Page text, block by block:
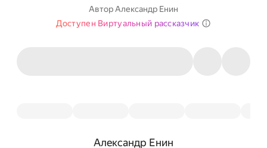
АвторАлександр Енин
Доступен Виртуальный рассказчик
Александр Енин